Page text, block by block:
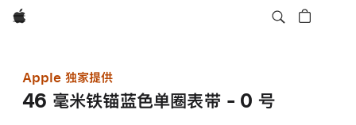
Apple
Apple 独家提供
46 毫米铁锚蓝色单圈表带 - 0 号